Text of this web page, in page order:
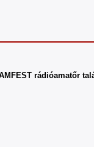
rádióamatőr